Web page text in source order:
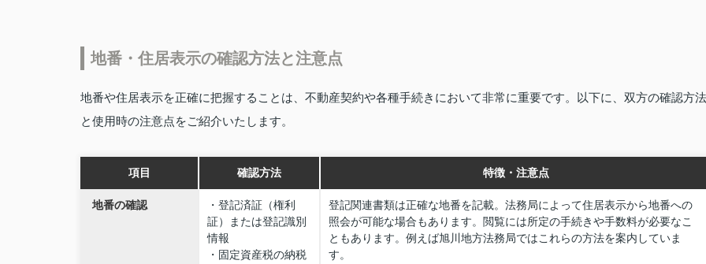
地番・住居表示の確認方法と注意点
地番や住居表示を正確に把握することは、不動産契約や各種手続きにおいて非常に重要です。以下に、双方の確認方法
と使用時の注意点をご紹介いたします。
項目 確認方法 特徴・注意点
地番の確認
・登記済証（権利
証）または登記識別
情報
・固定資産税の納税
登記関連書類は正確な地番を記載。法務局によって住居表示から地番への
照会が可能な場合もあります。閲覧には所定の手続きや手数料が必要なこ
ともあります。例えば旭川地方法務局ではこれらの方法を案内していま
す。